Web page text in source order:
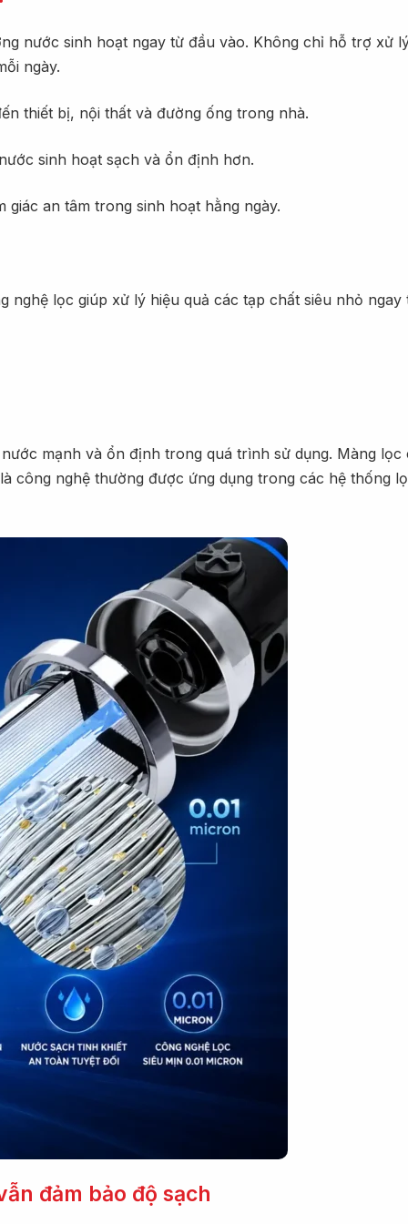
nước sinh hoạt ngay từ đầu vào. Không chỉ hỗ trợ xử
ngày.
thiết bị, nội thất và đường ống trong nhà.
sinh hoạt sạch và ổn định hơn.
an tâm trong sinh hoạt hằng ngày.
nghệ lọc giúp xử lý hiệu quả các tạp chất siêu nhỏ ngay
mạnh và ổn định trong quá trình sử dụng. Màng lọc
công nghệ thường được ứng dụng trong các hệ thống
đảm bảo độ sạch